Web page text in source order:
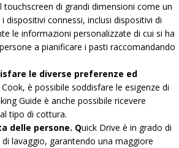
touchscreen di grandi dimensioni come un
connessi, inclusi dispositivi di
le informazioni personalizzate di cui si ha
a pianificare i pasti raccomandando
le diverse preferenze ed
è possibile soddisfare le esigenze di
Guide è anche possibile ricevere
tipo di cottura.
delle persone. Quick Drive è in grado di
lavaggio, garantendo una maggiore